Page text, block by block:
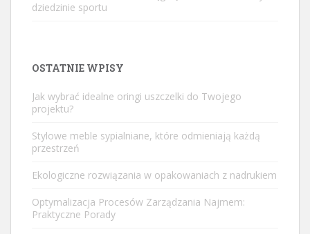
dziedzinie sportu
OSTATNIE WPISY
Jak wybrać idealne oringi uszczelki do Twojego
projektu?
Stylowe meble sypialniane, które odmieniają każdą
przestrzeń
Ekologiczne rozwiązania w opakowaniach z nadrukiem
Optymalizacja Procesów Zarządzania Najmem:
Praktyczne Porady